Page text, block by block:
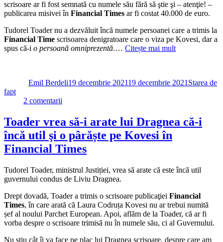
scrisoare ar fi fost semnată cu numele său fără să ştie şi – atenţie! –
publicarea misivei în Financial Times ar fi costat 40.000 de euro.
Tudorel Toader nu a dezvăluit încă numele persoanei care a trimis la
Financial Time scrisoarea denigratoare care o viza pe Kovesi, dar a
spus că-i o persoană omniprezentă.… Citește mai mult
Emil Berdeli19 decembrie 202119 decembrie 2021 Starea de
fapt
2 comentarii
aflăm
de
la
Tudorel
Toader
a
finanţat
40
de
mii
de
Toader vrea să-i arate lui Dragnea că-i
încă util şi o pârăște pe Kovesi în
Financial Times
Tudorel Toader, ministrul Justiției, vrea să arate că este încă util
guvernului condus de Liviu Dragnea.
Drept dovadă, Toader a trimis o scrisoare publicaţiei Financial
Times, în care arată că Laura Codruța Kovesi nu ar trebui numită
șef al noului Parchet European. Apoi, aflăm de la Toader, că ar fi
vorba despre o scrisoare trimisă nu în numele său, ci al Guvernului.
Nu ştiu cât îi va face pe plac lui Dragnea scrisoare, despre care am